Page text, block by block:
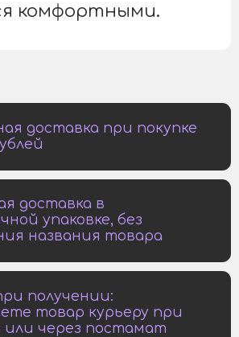
комфортными.
доставка при покупке
доставка в
упаковке, без
названия товара
получении:
товар курьеру при
или через постамат